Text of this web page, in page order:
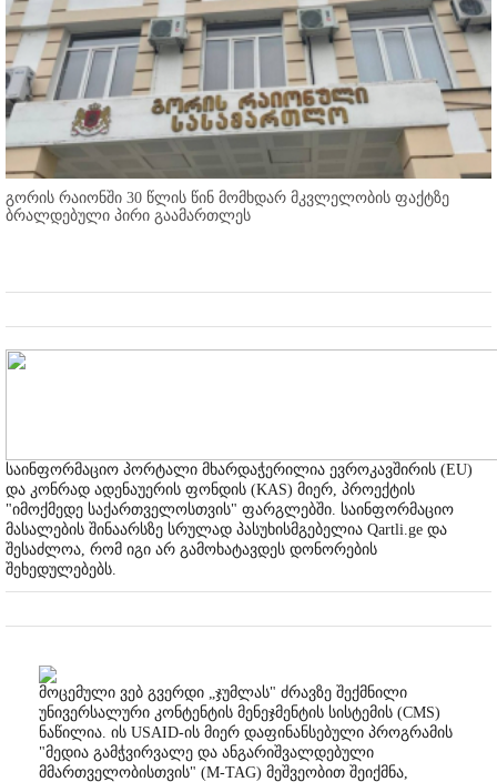
გორის რაიონში 30 წლის წინ მომხდარ მკვლელობის ფაქტზე
ბრალდებული პირი გაამართლეს
საინფორმაციო პორტალი მხარდაჭერილია ევროკავშირის (EU)
და კონრად ადენაუერის ფონდის (KAS) მიერ, პროექტის
"იმოქმედე საქართველოსთვის" ფარგლებში. საინფორმაციო
მასალების შინაარსზე სრულად პასუხისმგებელია Qartli.ge და
შესაძლოა, რომ იგი არ გამოხატავდეს დონორების
შეხედულებებს.
მოცემული ვებ გვერდი „ჯუმლას" ძრავზე შექმნილი
უნივერსალური კონტენტის მენეჯმენტის სისტემის (CMS)
ნაწილია. ის USAID-ის მიერ დაფინანსებული პროგრამის
"მედია გამჭვირვალე და ანგარიშვალდებული
მმართველობისთვის" (M-TAG) მეშვეობით შეიქმნა,